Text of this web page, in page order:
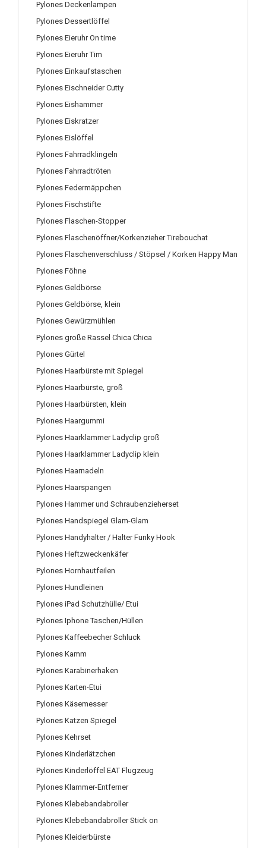
Pylones Deckenlampen
Pylones Dessertlöffel
Pylones Eieruhr On time
Pylones Eieruhr Tim
Pylones Einkaufstaschen
Pylones Eischneider Cutty
Pylones Eishammer
Pylones Eiskratzer
Pylones Eislöffel
Pylones Fahrradklingeln
Pylones Fahrradtröten
Pylones Federmäppchen
Pylones Fischstifte
Pylones Flaschen-Stopper
Pylones Flaschenöffner/Korkenzieher Tirebouchat
Pylones Flaschenverschluss / Stöpsel / Korken Happy Man
Pylones Föhne
Pylones Geldbörse
Pylones Geldbörse, klein
Pylones Gewürzmühlen
Pylones große Rassel Chica Chica
Pylones Gürtel
Pylones Haarbürste mit Spiegel
Pylones Haarbürste, groß
Pylones Haarbürsten, klein
Pylones Haargummi
Pylones Haarklammer Ladyclip groß
Pylones Haarklammer Ladyclip klein
Pylones Haarnadeln
Pylones Haarspangen
Pylones Hammer und Schraubenzieherset
Pylones Handspiegel Glam-Glam
Pylones Handyhalter / Halter Funky Hook
Pylones Heftzweckenkäfer
Pylones Hornhautfeilen
Pylones Hundleinen
Pylones iPad Schutzhülle/ Etui
Pylones Iphone Taschen/Hüllen
Pylones Kaffeebecher Schluck
Pylones Kamm
Pylones Karabinerhaken
Pylones Karten-Etui
Pylones Käsemesser
Pylones Katzen Spiegel
Pylones Kehrset
Pylones Kinderlätzchen
Pylones Kinderlöffel EAT Flugzeug
Pylones Klammer-Entferner
Pylones Klebebandabroller
Pylones Klebebandabroller Stick on
Pylones Kleiderbürste